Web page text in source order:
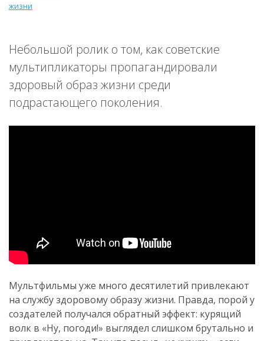
жизни
Небольшой ролик о том, как советские
мультипликаторы пропагандировали
здоровый образ жизни среди
подрастающего поколения.
Мультфильмы уже много десятилетий привлекают
на службу здоровому образу жизни. Правда, порой у
создателей получался обратный эффект: курящий
волк в «Ну, погоди!» выглядел слишком брутально и